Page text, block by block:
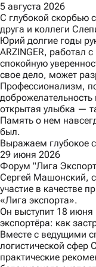
5 августа 2026
С глубокой скорбью
друга и коллеги
Юрий долгие годы
ARZINGER, работал
спокойную
свое дело, может
Профессионализм,
открытая улыбка —
Память о нем
был.
Выражаем глубокое
29 июня 2026
Форум "Лига
Сергей Машонский,
участие в качестве
«Лига экспорта».
Он выступит 18 июня
экспортёра: как
Вместе с ведущими
логистической сфер
практические